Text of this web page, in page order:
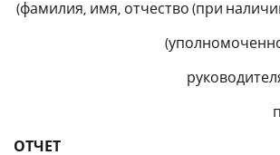
(фамилия, имя, отчество (при
ОТЧЕТ